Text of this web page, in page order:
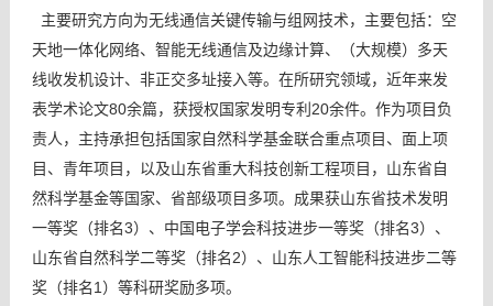
主要研究方向为无线通信关键传输与组网技术，主要包括：空
天地一体化网络、智能无线通信及边缘计算、
（大规模）多天
线收发机设计、非正交多址接入等。在所研究领域，近年来发
表学术论文80余篇，获授权国家发明专利20余件。作为项目负
责人，主持承担包括国家自然科学基金联合重点项目、面上项
目、青年项目，以及山东省重大科技创新工程项目，山东省自
然科学基金等国家、省部级项目多项。成果获山东省技术发明
一等奖（排名3）、中国电子学会科技进步一等奖（排名3）、
山东省自然科学二等奖（排名2）、山东人工智能科技进步二等
奖（排名1）等科研奖励多项。